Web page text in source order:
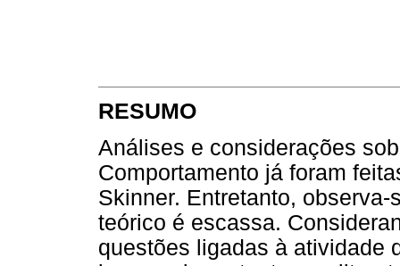
RESUMO
Análises e considerações
Comportamento já foram
Skinner. Entretanto,
teórico é escassa.
questões ligadas à atividade